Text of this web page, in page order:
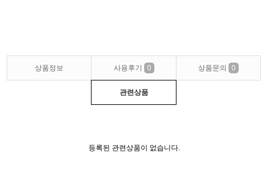
상품정보 사용후기 0 상품문의 0
관련상품
등록된 관련상품이 없습니다.